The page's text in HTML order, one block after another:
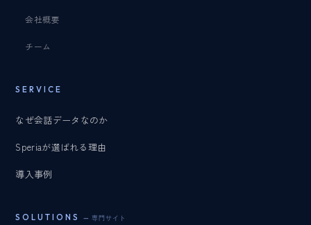
会社概要
チーム
SERVICE
なぜ会話データなのか
Speriaが選ばれる理由
導入事例
SOLUTIONS— 専門サイト